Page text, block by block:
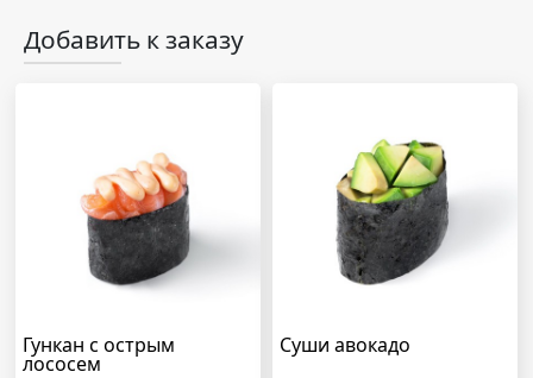
Добавить к заказу
Гункан с острым
лососем
Суши авокадо